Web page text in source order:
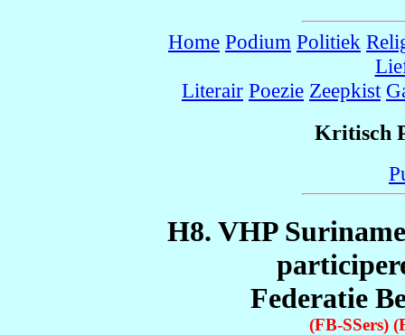
Home Podium Politiek
Literair Poezie Zeepkist
Kritisch
H8. VHP
Federatie
(FB-SSers)